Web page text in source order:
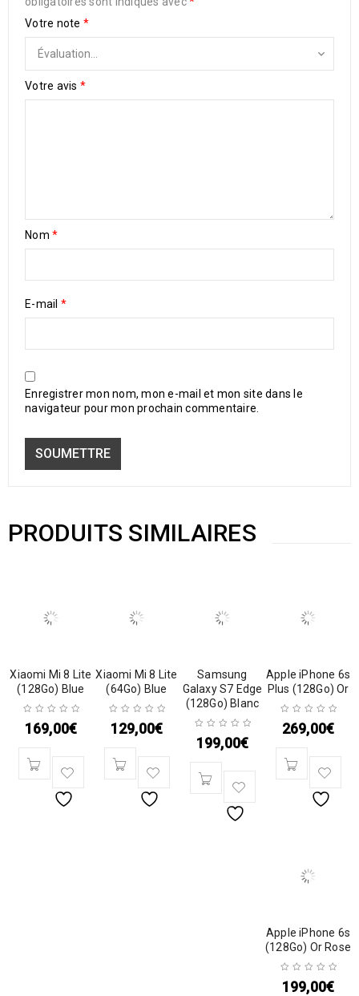
Votre note *
Votre avis *
Nom *
E-mail *
Enregistrer mon nom, mon e-mail et mon site dans le
navigateur pour mon prochain commentaire.
PRODUITS SIMILAIRES
Xiaomi Mi 8 Lite
(128Go) Blue
169,00€
Xiaomi Mi 8 Lite
(64Go) Blue
129,00€
Samsung
Galaxy S7 Edge
(128Go) Blanc
199,00€
Apple iPhone 6s
Plus (128Go) Or
269,00€
Apple iPhone 6s
(128Go) Or Rose
199,00€